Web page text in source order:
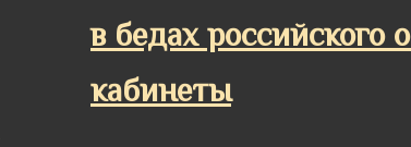
в бедах российского
кабинеты